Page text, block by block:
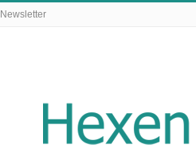
Newsletter